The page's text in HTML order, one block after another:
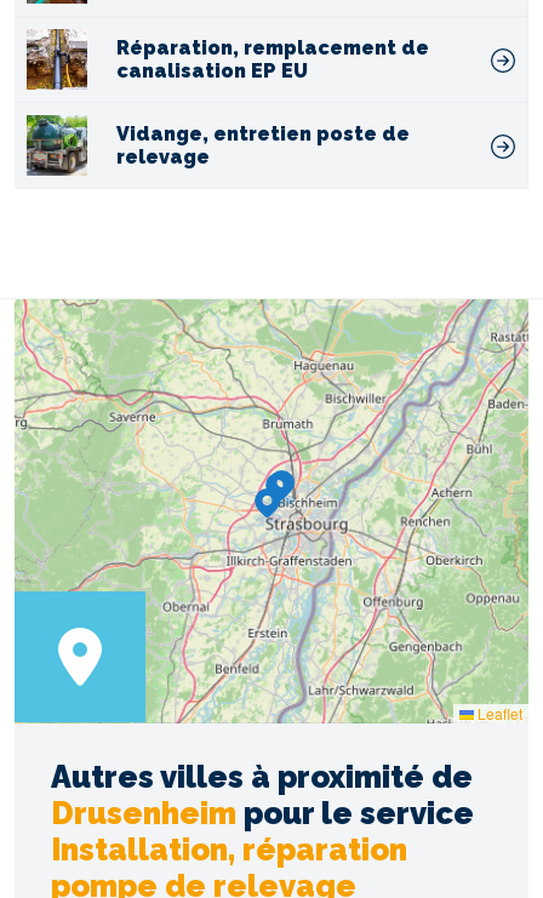
Réparation, remplacement de
canalisation EP EU
Vidange, entretien poste de
relevage
3
14
5
3
2
2
Leaflet
Autres villes à proximité de
Drusenheim pour le service
Installation, réparation
pompe de relevage